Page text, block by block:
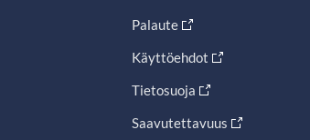
Palaute
Käyttöehdot
Tietosuoja
Saavutettavuus